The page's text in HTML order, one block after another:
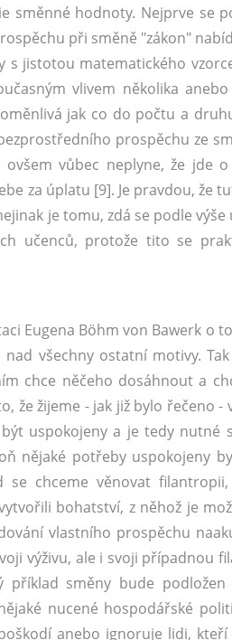
směnné hodnoty. Nejprve se
při směně "zákon"
s jistotou matematického
vlivem několika
jak co do počtu a
prospěchu ze
vůbec neplyne, že jde
za úplatu [9]. Je pravdou, že
je tomu, zdá se podle
učenců, protože tito se
Eugena Böhm von Bawerk o
nad všechny ostatní motivy.
chce něčeho dosáhnout a
že žijeme - jak již bylo řečeno
uspokojeny a je tedy nutné
nějaké potřeby uspokojeny
se chceme věnovat
bohatství, z něhož je
vlastního prospěchu
výživu, ale i svoji případnou
příklad směny bude
nucené hospodářské
anebo ignoruje lidi,